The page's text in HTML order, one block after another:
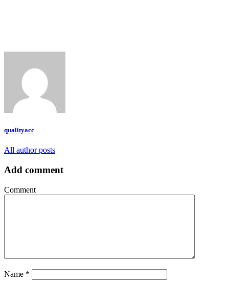
qualityacc
All author posts
Add comment
Comment
Name *